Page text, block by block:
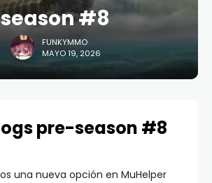
season #8
FUNKYMMO
MAYO 19, 2026
pre-season #8
una nueva opción en MuHelper